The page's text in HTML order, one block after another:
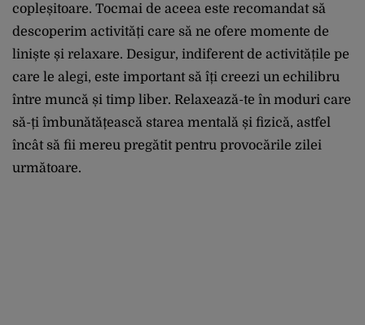
copleșitoare. Tocmai de aceea este recomandat să
descoperim activități care să ne ofere momente de
liniște și relaxare. Desigur, indiferent de activitățile pe
care le alegi, este important să îți creezi un echilibru
între muncă și timp liber. Relaxează-te în moduri care
să-ți îmbunătățească starea mentală și fizică, astfel
încât să fii mereu pregătit pentru provocările zilei
următoare.